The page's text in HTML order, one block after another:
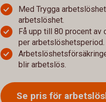
Med Trygga
arbetslöshet.
Få upp till 80 procent av
per arbetslöshetsperiod.
blir arbetslös.
Se pris för